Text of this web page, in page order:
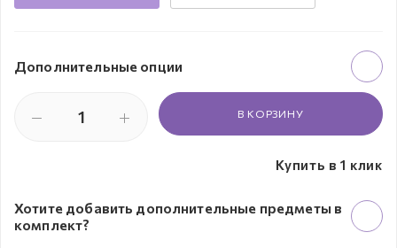
Дополнительные опции
В КОРЗИНУ
Купить в 1 клик
Хотите добавить дополнительные предметы в
комплект?